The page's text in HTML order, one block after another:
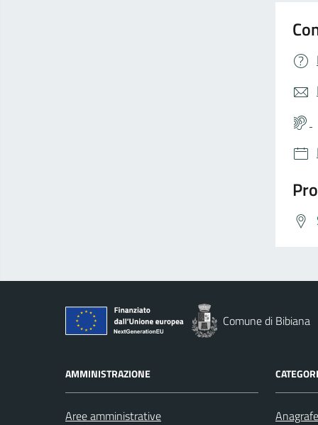
Comune di Bibiana
AMMINISTRAZIONE
Aree amministrative